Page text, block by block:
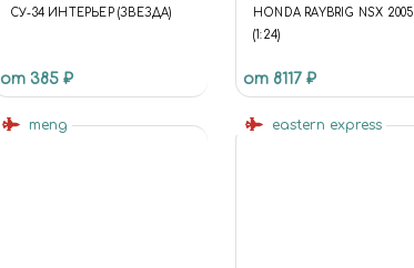
СУ-34 ИНТЕРЬЕР (ЗВЕЗДА)
от 385 ₽
HONDA RAYBRIG NSX 2005
(1:24)
от 8117 ₽
meng eastern express